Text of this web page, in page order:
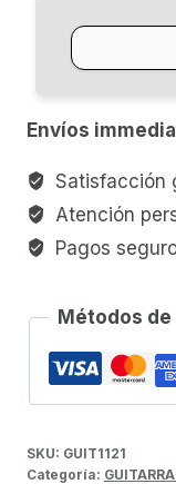
FA-
235E
CONCERT
cantidad
Envíos
Satisfacción
Atención
Pagos
Métodos de
SKU: GUIT1121
Categoría: